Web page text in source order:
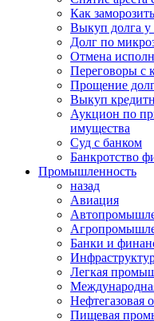
Как
Выкуп долга у
Долг по
Отмена
Переговоры с
Прощение
Выкуп
Аукцион по
имущества
Суд с банком
Банкротство
Промышленность
назад
Авиация
Банки и
Легкая
Нефтегазовая
Пищевая